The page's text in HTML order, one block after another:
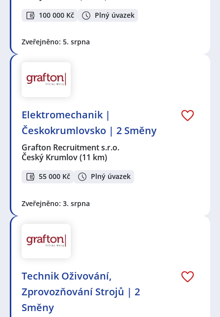
100 000 Kč Plný úvazek
Zveřejněno: 5. srpna
Elektromechanik |
Českokrumlovsko | 2 Směny
Grafton Recruitment s.r.o.
Český Krumlov(11 km)
55 000 Kč Plný úvazek
Zveřejněno: 3. srpna
Technik Oživování,
Zprovozňování Strojů | 2
Směny